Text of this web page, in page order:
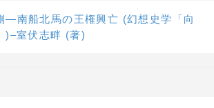
―南船北馬の王権興亡 (幻想史学「向
)–室伏志畔 (著)